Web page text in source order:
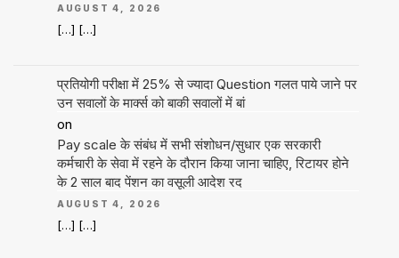
AUGUST 4, 2026
[…] […]
प्रतियोगी परीक्षा में 25% से ज्यादा Question गलत पाये जाने पर
उन सवालों के मार्क्स को बाकी सवालों में बां
on
Pay scale के संबंध में सभी संशोधन/सुधार एक सरकारी
कर्मचारी के सेवा में रहने के दौरान किया जाना चाहिए, रिटायर होने
के 2 साल बाद पेंशन का वसूली आदेश रद
AUGUST 4, 2026
[…] […]